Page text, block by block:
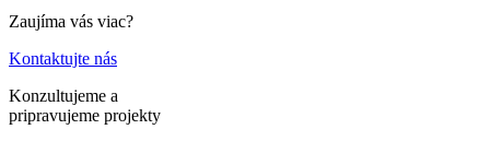
Zaujíma vás viac?
Kontaktujte nás
Konzultujeme a
pripravujeme projekty